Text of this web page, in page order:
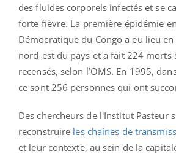
des fluides corporels infectés et se
forte fièvre. La première épidémie
Démocratique du Congo a eu lieu
nord-est du pays et a fait 224 morts
recensés, selon l’OMS. En 1995,
ce sont 256 personnes qui ont
Des chercheurs de l'Institut Pasteur
reconstruire les chaînes de
et leur contexte, au sein de la